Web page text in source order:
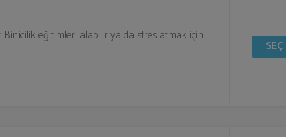
Binicilik eğitimleri alabilir ya da stres atmak için
SEÇ